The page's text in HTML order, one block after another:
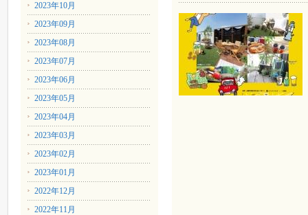
2023年10月
2023年09月
2023年08月
2023年07月
2023年06月
2023年05月
2023年04月
2023年03月
2023年02月
2023年01月
2022年12月
2022年11月